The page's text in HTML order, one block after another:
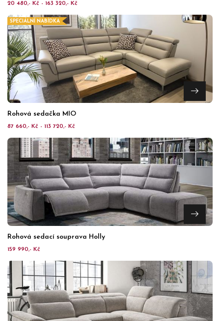
20 480,- Kč - 163 320,- Kč
SPECIÁLNÍ NABÍDKA
Rohová sedačka MIO
87 660,- Kč - 113 720,- Kč
Rohová sedací souprava Holly
159 990,- Kč